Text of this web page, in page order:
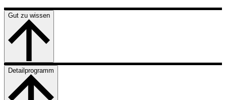
Gut zu wissen
Detailprogramm